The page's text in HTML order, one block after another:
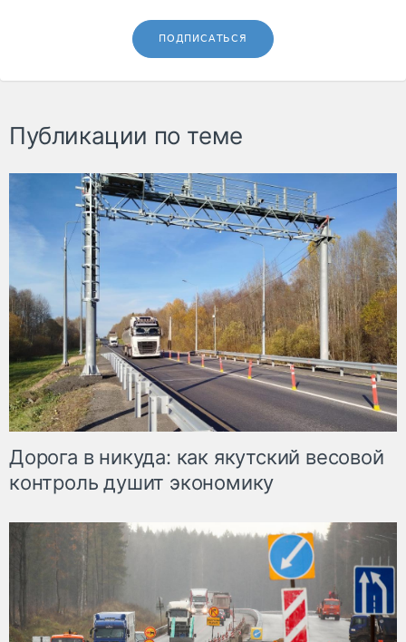
ПОДПИСАТЬСЯ
Публикации по теме
Дорога в никуда: как якутский весовой
контроль душит экономику